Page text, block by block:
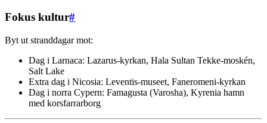
Fokus kultur#
Byt ut stranddagar mot:
Dag i Larnaca: Lazarus-kyrkan, Hala Sultan Tekke-moskén,
Salt Lake
Extra dag i Nicosia: Leventis-museet, Faneromeni-kyrkan
Dag i norra Cypern: Famagusta (Varosha), Kyrenia hamn
med korsfarrarborg